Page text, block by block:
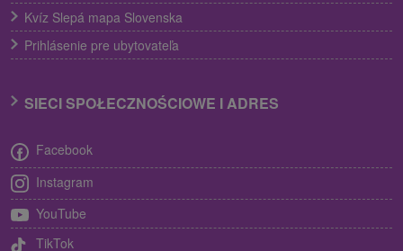
Kvíz Slepá mapa Slovenska
Prihlásenie pre ubytovateľa
SIECI SPOŁECZNOŚCIOWE I ADRES
Facebook
Instagram
YouTube
TikTok